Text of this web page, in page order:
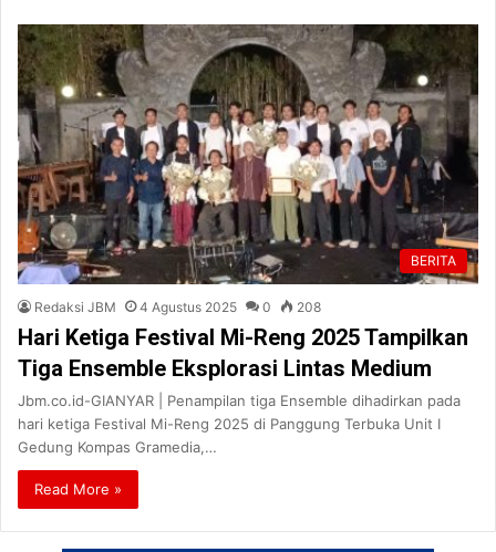
BERITA
Redaksi JBM 4 Agustus 2025 0 208
Hari Ketiga Festival Mi-Reng 2025 Tampilkan
Tiga Ensemble Eksplorasi Lintas Medium
Jbm.co.id-GIANYAR | Penampilan tiga Ensemble dihadirkan pada
hari ketiga Festival Mi-Reng 2025 di Panggung Terbuka Unit I
Gedung Kompas Gramedia,…
Read More »